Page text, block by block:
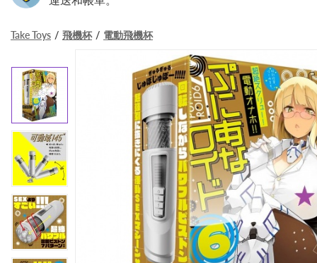
Take Toys 飛機杯 電動飛機杯